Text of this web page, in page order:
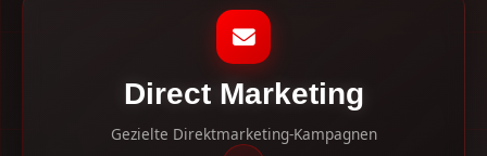
Direct Marketing
Gezielte Direktmarketing-Kampagnen